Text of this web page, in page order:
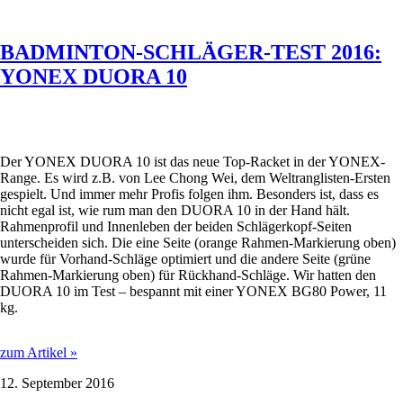
BADMINTON-SCHLÄGER-TEST 2016:
YONEX DUORA 10
Der YONEX DUORA 10 ist das neue Top-Racket in der YONEX-
Range. Es wird z.B. von Lee Chong Wei, dem Weltranglisten-Ersten
gespielt. Und immer mehr Profis folgen ihm. Besonders ist, dass es
nicht egal ist, wie rum man den DUORA 10 in der Hand hält.
Rahmenprofil und Innenleben der beiden Schlägerkopf-Seiten
unterscheiden sich. Die eine Seite (orange Rahmen-Markierung oben)
wurde für Vorhand-Schläge optimiert und die andere Seite (grüne
Rahmen-Markierung oben) für Rückhand-Schläge. Wir hatten den
DUORA 10 im Test – bespannt mit einer YONEX BG80 Power, 11
kg.
zum Artikel »
TEST
12. September 2016